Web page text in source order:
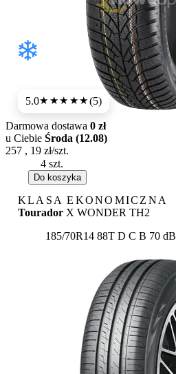
5.0★★★★★(5)
Dostępność:
Darmowa dostawa 0 zł
u Ciebie Środa (12.08)
257 , 19 zł/szt.
Do koszyka
KLASA EKONOMICZNA
Tourador X WONDER TH2
185/70R14 88T Etykieta:
D C B 70 dB